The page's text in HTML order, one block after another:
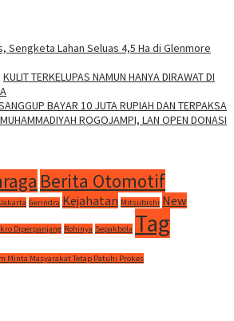
Sengketa Lahan Seluas 4,5 Ha di Glenmore
KULIT TERKELUPAS NAMUN HANYA DIRAWAT DI
BAYAR 10 JUTA RUPIAH DAN TERPAKSA
ROGOJAMPI, LAN OPEN DONASI
Berita Otomotif
Gerindra Kejahatan Mitsubishi New
Diperpanjang Rohinya Sepakbola Tag
Minta Masyarakat Tetap Patuhi Prokes